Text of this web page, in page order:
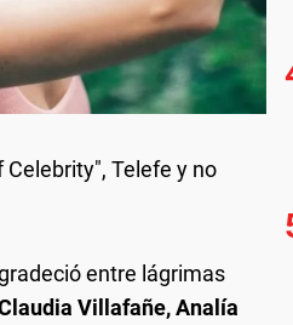
Telefe y no
entre lágrimas
Villafañe, Analía